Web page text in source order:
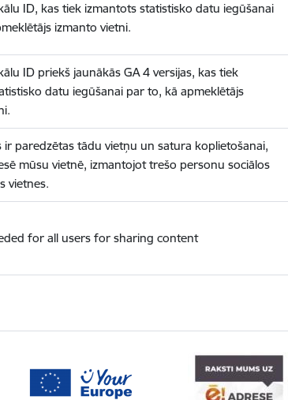
ID, kas tiek izmantots statistisko datu iegūšanai
izmanto vietni.
ID priekš jaunākās GA 4 versijas, kas tiek
datu iegūšanai par to, kā apmeklētājs
ir paredzētas tādu vietņu un satura koplietošanai,
mūsu vietnē, izmantojot trešo personu sociālos
vietnes.
for all users for sharing content